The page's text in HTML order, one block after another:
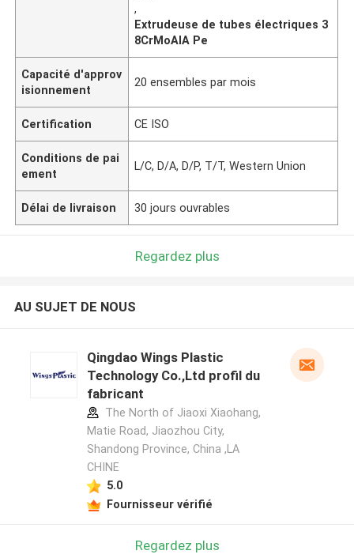
,
Extrudeuse de tubes électriques 3
8CrMoAlA Pe
Capacité d'approv
isionnement
20 ensembles par mois
Certification CE ISO
Conditions de pai
ement
L/C, D/A, D/P, T/T, Western Union
Délai de livraison 30 jours ouvrables
Regardez plus
AU SUJET DE NOUS
Qingdao Wings Plastic
Technology Co.,Ltd profil du
fabricant
The North of Jiaoxi Xiaohang,
Matie Road, Jiaozhou City,
Shandong Province, China ,LA
CHINE
5.0
Fournisseur vérifié
Regardez plus